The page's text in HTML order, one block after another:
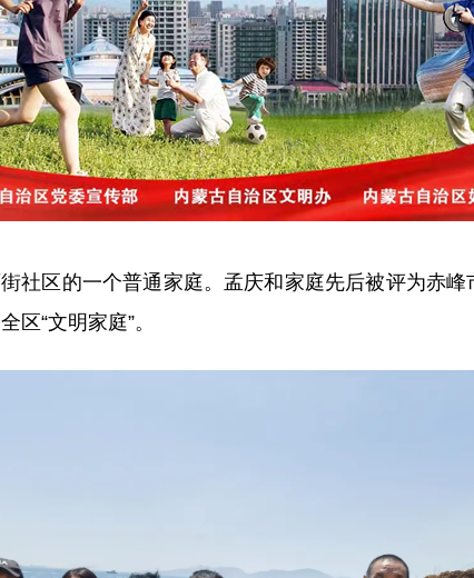
区的一个普通家庭。孟庆和家庭先后被评为赤峰
“文明家庭”。